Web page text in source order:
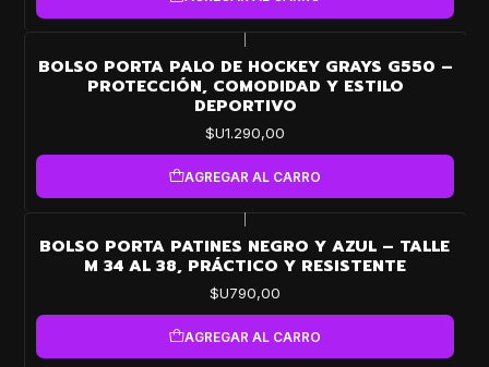
BOLSO PORTA PALO DE HOCKEY GRAYS G550 –
PROTECCIÓN, COMODIDAD Y ESTILO
DEPORTIVO
$U1.290,00
AGREGAR AL CARRO
BOLSO PORTA PATINES NEGRO Y AZUL – TALLE
M 34 AL 38, PRÁCTICO Y RESISTENTE
$U790,00
AGREGAR AL CARRO